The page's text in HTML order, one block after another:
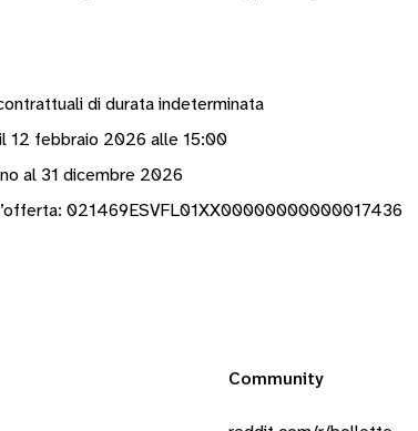
di durata indeterminata
12 febbraio 2026 alle 15:00
al 31 dicembre 2026
021469ESVFL01XX00000000000017436
Community